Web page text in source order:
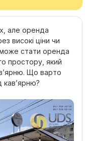
але оренда
високі ціни чи
стати оренда
простору, який
Що варто